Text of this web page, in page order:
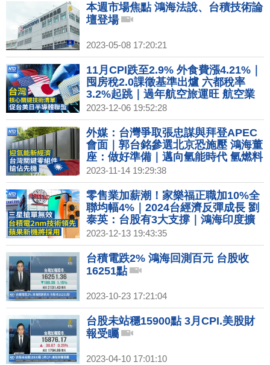
本週市場焦點 鴻海法說、台積技術論
壇登場
2023-05-08 17:20:21
11月CPI跌至2.9% 外食費漲4.21%｜
囤房稅2.0課徵基準出爐 六都稅率
3.2%起跳｜過年航空旅運旺 航空業
推米其林餐攻商務客群｜核心關鍵技
術清單納22項 專家：台灣超前布署
2023-12-06 19:52:28
外媒：台灣爭取張忠謀與拜登APEC
會面｜郭台銘參選北京恐施壓 鴻海董
座：做好準備｜邁向氫能時代 氫燃料
電池台廠扮要角｜輝達最強AI晶片 台
積助攻
2023-11-14 19:29:38
零售業加薪潮！家樂福正職加10%全
聯均幅4%｜2024台經濟反彈成長 劉
泰英：台股有3大支撐｜鴻海印度擴
廠 明年4月生產iPhone｜台北跨年告
五人壓軸 串聯信義商圈估破10萬人
2023-12-13 19:43:35
台積電跌2% 鴻海回測百元 台股收
16251點
2023-10-23 17:21:04
台股未站穩15900點 3月CPI.美股財
報受矚
2023-04-10 17:01:10